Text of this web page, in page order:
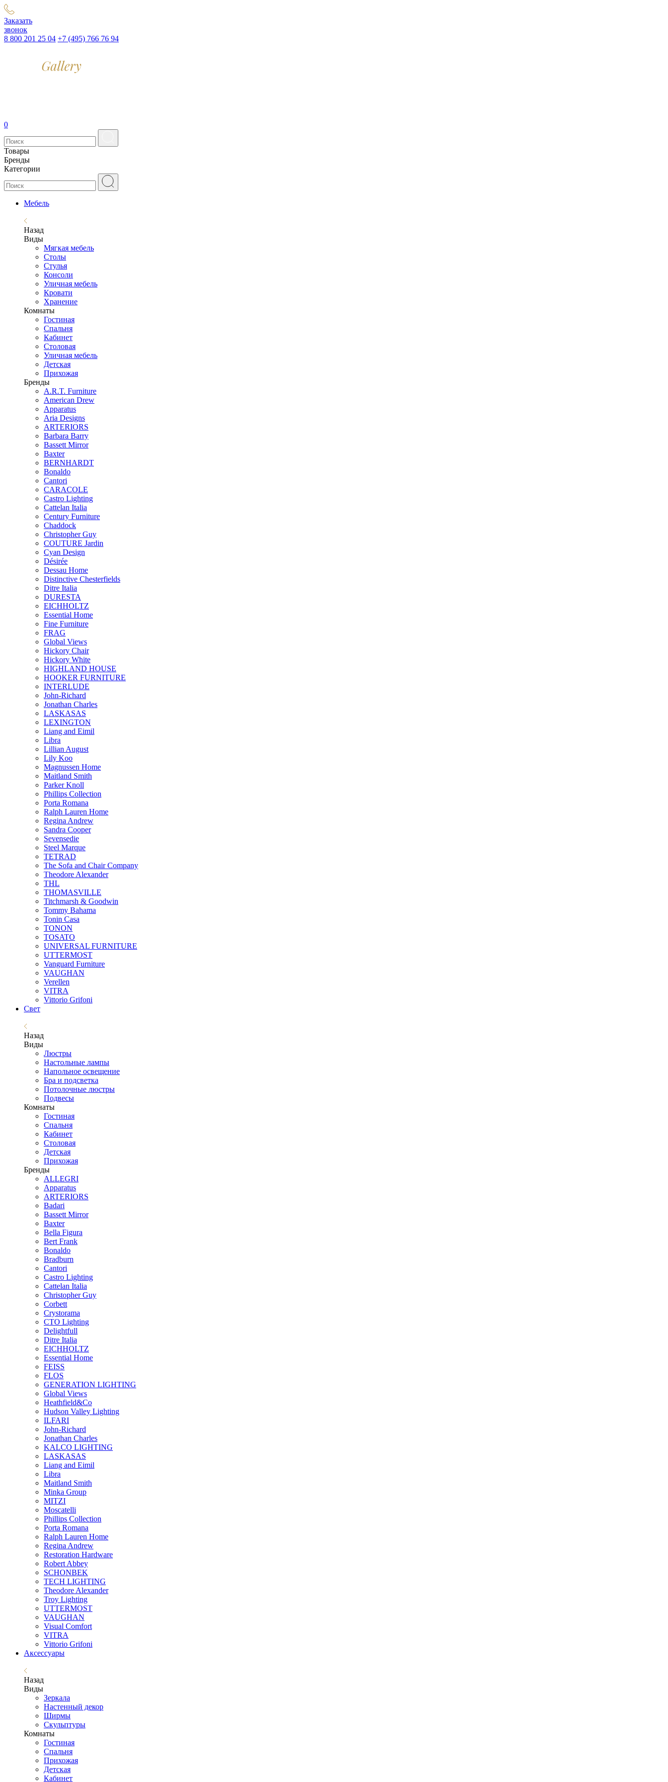
Заказать
звонок
8 800 201 25 04 +7 (495) 766 76 94
0
Товары
Бренды
Категории
Мебель
Назад
Виды
Мягкая мебель
Столы
Стулья
Консоли
Уличная мебель
Кровати
Хранение
Комнаты
Гостиная
Спальня
Кабинет
Столовая
Уличная мебель
Детская
Прихожая
Бренды
A.R.T. Furniture
American Drew
Apparatus
Aria Designs
ARTERIORS
Barbara Barry
Bassett Mirror
Baxter
BERNHARDT
Bonaldo
Cantori
CARACOLE
Castro Lighting
Cattelan Italia
Century Furniture
Chaddock
Christopher Guy
COUTURE Jardin
Cyan Design
Désirée
Dessau Home
Distinctive Chesterfields
Ditre Italia
DURESTA
EICHHOLTZ
Essential Home
Fine Furniture
FRAG
Global Views
Hickory Chair
Hickory White
HIGHLAND HOUSE
HOOKER FURNITURE
INTERLUDE
John-Richard
Jonathan Charles
LASKASAS
LEXINGTON
Liang and Eimil
Libra
Lillian August
Lily Koo
Magnussen Home
Maitland Smith
Parker Knoll
Phillips Collection
Porta Romana
Ralph Lauren Home
Regina Andrew
Sandra Cooper
Sevensedie
Steel Marque
TETRAD
The Sofa and Chair Company
Theodore Alexander
THL
THOMASVILLE
Titchmarsh & Goodwin
Tommy Bahama
Tonin Casa
TONON
TOSATO
UNIVERSAL FURNITURE
UTTERMOST
Vanguard Furniture
VAUGHAN
Verellen
VITRA
Vittorio Grifoni
Свет
Назад
Виды
Люстры
Настольные лампы
Напольное освещение
Бра и подсветка
Потолочные люстры
Подвесы
Комнаты
Гостиная
Спальня
Кабинет
Столовая
Детская
Прихожая
Бренды
ALLEGRI
Apparatus
ARTERIORS
Badari
Bassett Mirror
Baxter
Bella Figura
Bert Frank
Bonaldo
Bradburn
Cantori
Castro Lighting
Cattelan Italia
Christopher Guy
Corbett
Crystorama
CTO Lighting
Delightfull
Ditre Italia
EICHHOLTZ
Essential Home
FEISS
FLOS
GENERATION LIGHTING
Global Views
Heathfield&Co
Hudson Valley Lighting
ILFARI
John-Richard
Jonathan Charles
KALCO LIGHTING
LASKASAS
Liang and Eimil
Libra
Maitland Smith
Minka Group
MITZI
Moscatelli
Phillips Collection
Porta Romana
Ralph Lauren Home
Regina Andrew
Restoration Hardware
Robert Abbey
SCHONBEK
TECH LIGHTING
Theodore Alexander
Troy Lighting
UTTERMOST
VAUGHAN
Visual Comfort
VITRA
Vittorio Grifoni
Аксессуары
Назад
Виды
Зеркала
Настенный декор
Ширмы
Скульптуры
Комнаты
Гостиная
Спальня
Прихожая
Детская
Кабинет